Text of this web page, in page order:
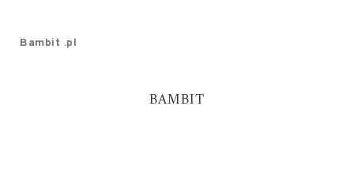
Bambit .pl
BAMBIT